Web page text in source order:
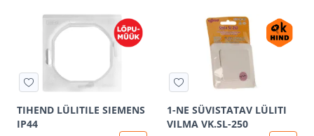
TIHEND LÜLITILE SIEMENS
IP44
1-NE SÜVISTATAV LÜLITI
VILMA VK.SL-250